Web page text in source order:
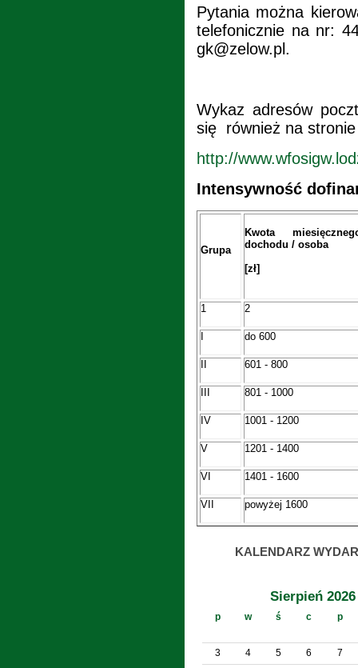
Pytania można
telefonicznie na nr:
gk@zelow.pl.
Wykaz adresów
się również na
http://
Intensywność
Grupa
Kwota
dochodu / osoba
[zł]
1 2
do 600
601 - 800
801 - 1000
IV 1001 - 1200
V 1201 - 1400
VI 1401 - 1600
VII powyżej 1600
KALENDARZ
Sierpień 2026
p w ś c p
3 4 5 6
7